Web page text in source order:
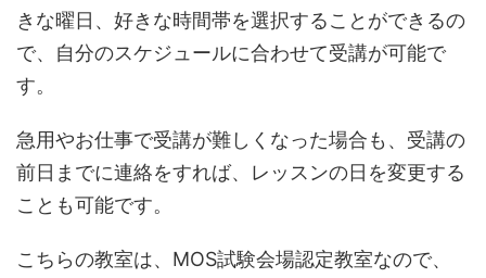
きな曜日、好きな時間帯を選択することができるの
で、自分のスケジュールに合わせて受講が可能で
す。
急用やお仕事で受講が難しくなった場合も、受講の
前日までに連絡をすれば、レッスンの日を変更する
ことも可能です。
こちらの教室は、MOS試験会場認定教室なので、